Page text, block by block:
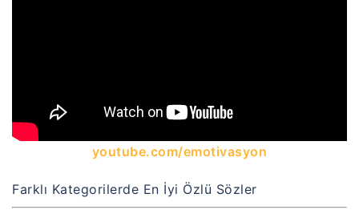
youtube.com/emotivasyon
Farklı Kategorilerde En İyi Özlü Sözler